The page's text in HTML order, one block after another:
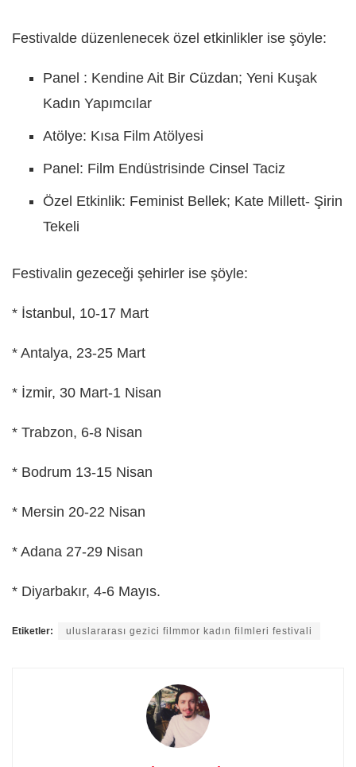
Festivalde düzenlenecek özel etkinlikler ise şöyle:
Panel : Kendine Ait Bir Cüzdan; Yeni Kuşak
Kadın Yapımcılar
Atölye: Kısa Film Atölyesi
Panel: Film Endüstrisinde Cinsel Taciz
Özel Etkinlik: Feminist Bellek; Kate Millett- Şirin
Tekeli
Festivalin gezeceği şehirler ise şöyle:
* İstanbul, 10-17 Mart
* Antalya, 23-25 Mart
* İzmir, 30 Mart-1 Nisan
* Trabzon, 6-8 Nisan
* Bodrum 13-15 Nisan
* Mersin 20-22 Nisan
* Adana 27-29 Nisan
* Diyarbakır, 4-6 Mayıs.
Etiketler: uluslararası gezici filmmor kadın filmleri festivali